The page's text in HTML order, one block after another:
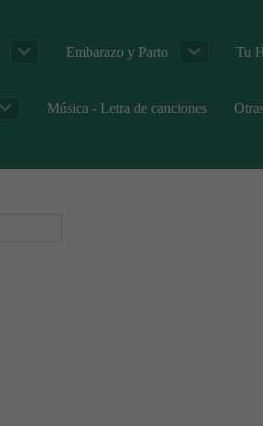
Embarazo y Parto Tu
Música - Letra de canciones